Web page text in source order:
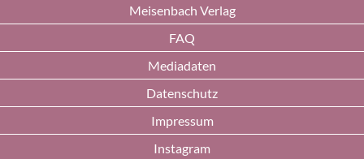
Meisenbach Verlag
FAQ
Mediadaten
Datenschutz
Impressum
Instagram